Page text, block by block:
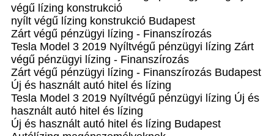
végű lízing konstrukció
nyílt végű lízing konstrukció Budapest
Zárt végű pénzügyi lízing - Finanszírozás
Tesla Model 3 2019 Nyíltvégű pénzügyi lízing Zárt
végű pénzügyi lízing - Finanszírozás
Zárt végű pénzügyi lízing - Finanszírozás Budapest
Új és használt autó hitel és lízing
Tesla Model 3 2019 Nyíltvégű pénzügyi lízing Új és
használt autó hitel és lízing
Új és használt autó hitel és lízing Budapest